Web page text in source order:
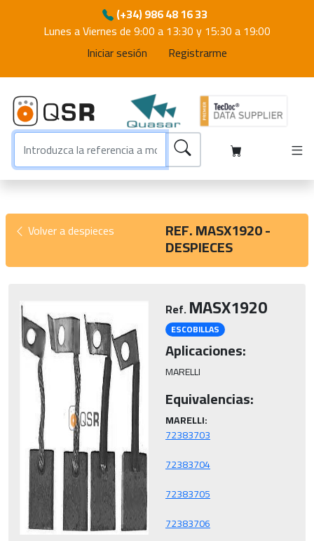
(+34) 986 48 16 33
Lunes a Viernes de 9:00 a 13:30 y 15:30 a 19:00
Iniciar sesión
Registrarme
Volver a despieces REF. MASX1920 -
DESPIECES
Ref.MASX1920
ESCOBILLAS
Aplicaciones:
MARELLI
Equivalencias:
MARELLI: